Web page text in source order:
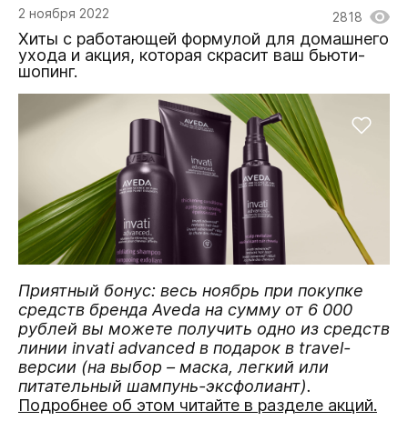
2 ноября 2022 2818
Хиты с работающей формулой для домашнего
ухода и акция, которая скрасит ваш бьюти-
шопинг.
Приятный бонус: весь ноябрь при покупке
средств бренда Aveda на сумму от 6 000
рублей вы можете получить одно из средств
линии invati advanced в подарок в travel-
версии (на выбор – маска, легкий или
питательный шампунь-эксфолиант).
Подробнее об этом читайте в разделе акций.